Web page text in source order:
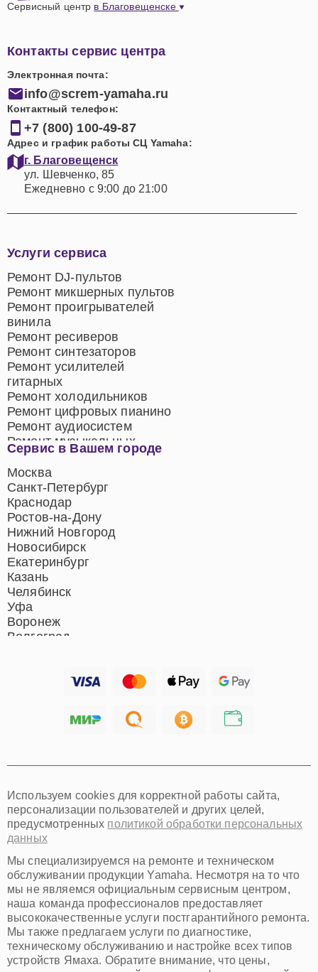
Сервисный центр в Благовещенске
Контакты сервис центра
Электронная почта:
info@screm-yamaha.ru
Контактный телефон:
+7 (800) 100-49-87
Адрес и график работы СЦ Yamaha:
г. Благовещенск
ул. Шевченко, 85
Ежедневно с 9:00 до 21:00
Сервис в Вашем городе
Москва
Санкт-Петербург
Краснодар
Ростов-на-Дону
Нижний Новгород
Новосибирск
Екатеринбург
Казань
Челябинск
Уфа
Воронеж
Волгоград
Хабаровск
Омск
Красноярск
Пермь
Ульяновск
Киров
Архангельск
Астрахань
Белгород
Благовещенск
Брянск
Владивосток
Владикавказ
Услуги сервиса
Ремонт DJ-пультов
Ремонт микшерных пультов
Ремонт проигрывателей
винила
Ремонт ресиверов
Ремонт синтезаторов
Ремонт усилителей
гитарных
Ремонт холодильников
Ремонт цифровых пианино
Ремонт аудиосистем
Ремонт музыкальных
центров
Ремонт домашних
кинотеатров
Ремонт микрофонов
Ремонт акустических
систем
Используем cookies для корректной работы сайта,
персонализации пользователей и других целей,
предусмотренных политикой обработки персональных
данных
Мы специализируемся на ремонте и техническом
обслуживании продукции Yamaha. Несмотря на то что
мы не являемся официальным сервисным центром,
наша команда профессионалов предоставляет
высококачественные услуги постгарантийного ремонта.
Мы также предлагаем услуги по диагностике,
техническому обслуживанию и настройке всех типов
устройств Ямаха. Обратите внимание, что цены,